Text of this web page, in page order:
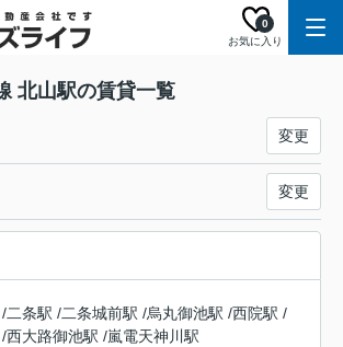
お気に入り
0
北山駅の賃貸一覧
変更
変更
/二条駅 /二条城前駅 /烏丸御池駅 /西院駅 /
/西大路御池駅 /嵐電天神川駅